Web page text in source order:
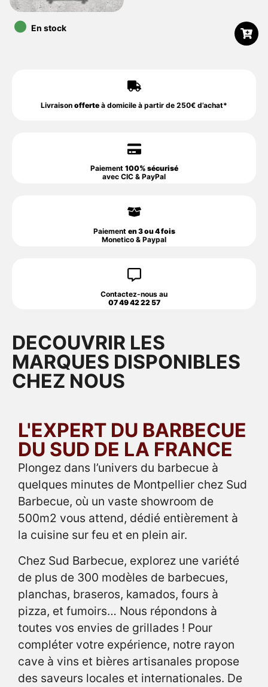
•En stock
Livraison offerte à domicile à partir de 250€ d’achat*
Paiement 100% sécurisé
avec CIC & PayPal
Paiement en 3 ou 4 fois
Monetico & Paypal
Contactez-nous au
07 49 42 22 57
DECOUVRIR LES
MARQUES DISPONIBLES
CHEZ NOUS
L'EXPERT DU BARBECUE
DU SUD DE LA FRANCE
Plongez dans l’univers du barbecue à
quelques minutes de Montpellier chez Sud
Barbecue, où un vaste showroom de
500m2 vous attend, dédié entièrement à
la cuisine sur feu et en plein air.
Chez Sud Barbecue, explorez une variété
de plus de 300 modèles de barbecues,
planchas, braseros, kamados, fours à
pizza, et fumoirs… Nous répondons à
toutes vos envies de grillades ! Pour
compléter votre expérience, notre rayon
cave à vins et bières artisanales propose
des saveurs locales et internationales. De